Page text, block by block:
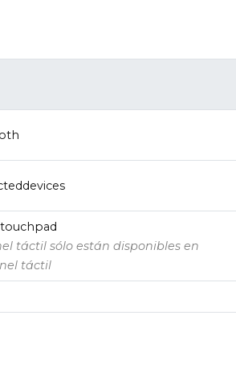
táctil sólo están disponibles en
táctil